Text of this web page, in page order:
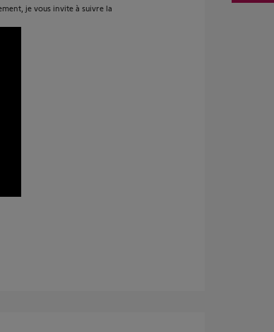
je vous invite à suivre la